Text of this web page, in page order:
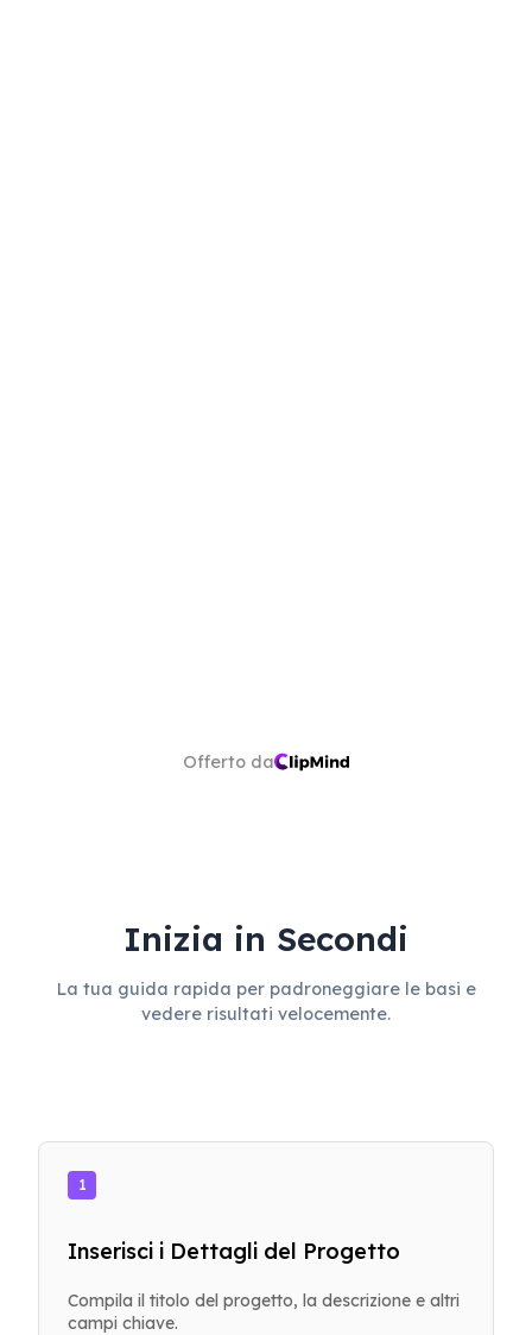
Offerto da
Inizia in Secondi
La tua guida rapida per padroneggiare le basi e
vedere risultati velocemente.
1
Inserisci i Dettagli del Progetto
Compila il titolo del progetto, la descrizione e altri
campi chiave.